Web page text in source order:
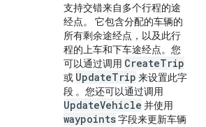
支持交错来自多个行程的途
经点。 它包含分配的车辆的
所有剩余途经点，以及此行
程的上车和下车途经点。您
可以通过调用 CreateTrip
或 UpdateTrip 来设置此字
段 。您还可以通过调用
UpdateVehicle 并使用
waypoints字段来更新车辆